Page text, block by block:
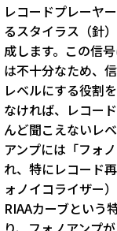
レコードプレーヤ
るスタイラス（針
成します。この信
は不十分なため、
レベルにする役割
なければ、レコー
んど聞こえないレ
アンプには「フォ
れ、特にレコード
ォノイコライザー
RIAAカーブという